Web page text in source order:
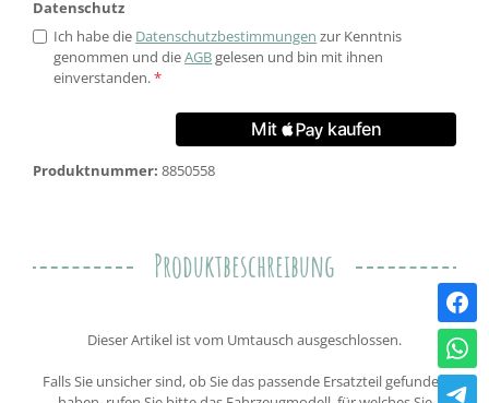
Datenschutz
Ich habe die Datenschutzbestimmungen zur Kenntnis
genommen und dieAGBgelesen und bin mit ihnen
einverstanden.*
Produktnummer: 8850558
Produktbeschreibung
Dieser Artikel ist vom Umtausch ausgeschlossen.
Falls Sie unsicher sind, ob Sie das passende Ersatzteil gefunden